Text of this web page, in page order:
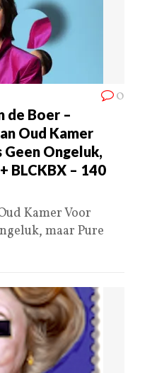
0
de Boer –
Oud Kamer
Ongeluk,
BLCKBX – 140
Kamer Voor
maar Pure